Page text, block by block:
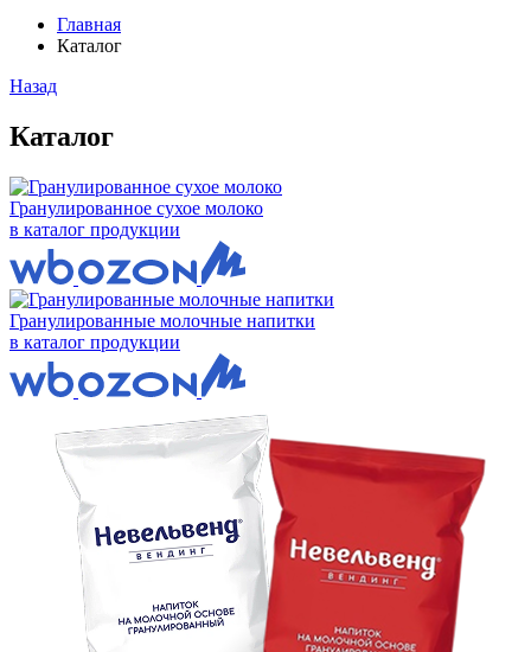
Главная
Каталог
Назад
Каталог
Гранулированное сухое молоко
в каталог продукции
Гранулированные молочные напитки
в каталог продукции